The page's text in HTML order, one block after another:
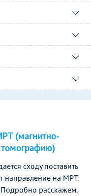
(магнитно-
сходу поставить
направление на МРТ.
расскажем.